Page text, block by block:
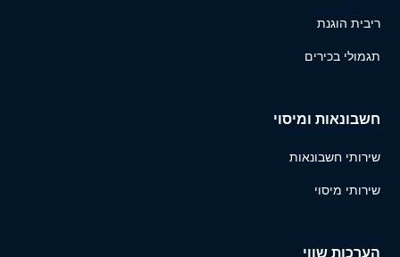
ריבית הוגנת
תגמולי בכירים
חשבונאות ומיסוי
שירותי חשבונאות
שירותי מיסוי
הערכות שווי